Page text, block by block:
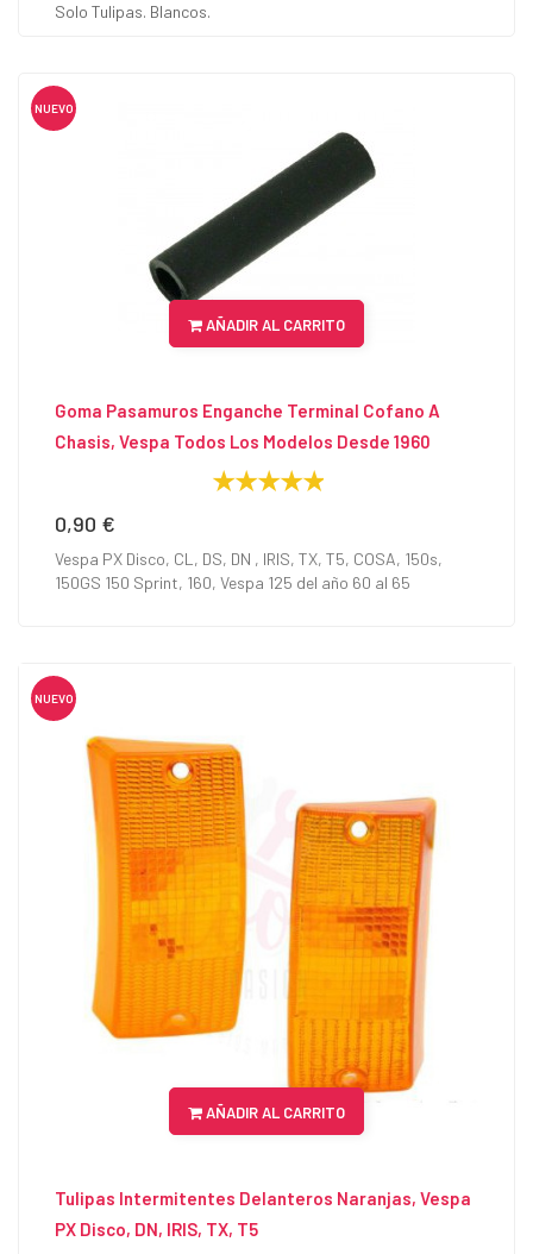
Solo Tulipas. Blancos.
NUEVO
AÑADIR AL CARRITO
Goma Pasamuros Enganche Terminal Cofano A
Chasis, Vespa Todos Los Modelos Desde 1960
Precio
0,90 €
Vespa PX Disco, CL, DS, DN , IRIS, TX, T5, COSA, 150s,
150GS 150 Sprint, 160, Vespa 125 del año 60 al 65
NUEVO
AÑADIR AL CARRITO
Tulipas Intermitentes Delanteros Naranjas, Vespa
PX Disco, DN, IRIS, TX, T5